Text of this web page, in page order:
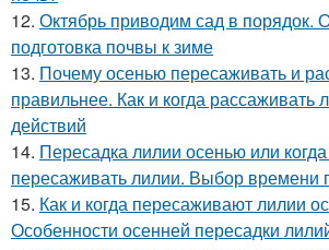
12. Октябрь приводим сад в порядок.
подготовка почвы к зиме
13. Почему осенью пересаживать и
правильнее. Как и когда рассаживать
действий
14. Пересадка лилии осенью или
пересаживать лилии. Выбор времени
15. Как и когда пересаживают лилии
Особенности осенней пересадки